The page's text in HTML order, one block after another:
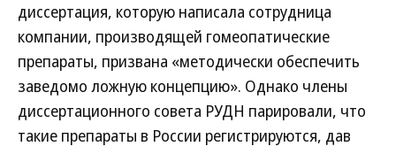
диссертация, которую написала сотрудница
компании, производящей гомеопатические
препараты, призвана «методически обеспечить
заведомо ложную концепцию». Однако члены
диссертационного совета РУДН парировали, что
такие препараты в России регистрируются, дав